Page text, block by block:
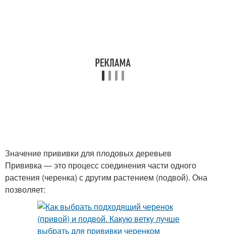
Значение прививки для плодовых деревьев
Прививка — это процесс соединения части одного
растения (черенка) с другим растением (подвой). Она
позволяет: